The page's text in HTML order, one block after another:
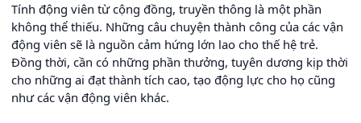
Tính động viên từ cộng đồng, truyền thông là một phần
không thể thiếu. Những câu chuyện thành công của các vận
động viên sẽ là nguồn cảm hứng lớn lao cho thế hệ trẻ.
Đồng thời, cần có những phần thưởng, tuyên dương kịp thời
cho những ai đạt thành tích cao, tạo động lực cho họ cũng
như các vận động viên khác.